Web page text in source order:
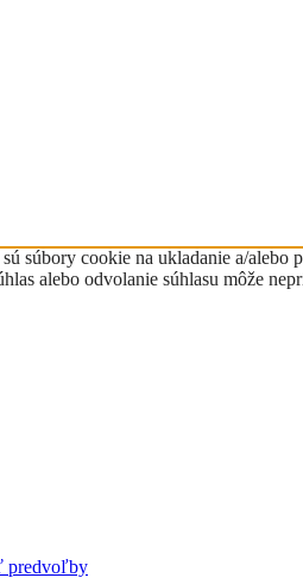
súbory cookie na ukladanie a/
alebo odvolanie súhlasu môže
predvoľby